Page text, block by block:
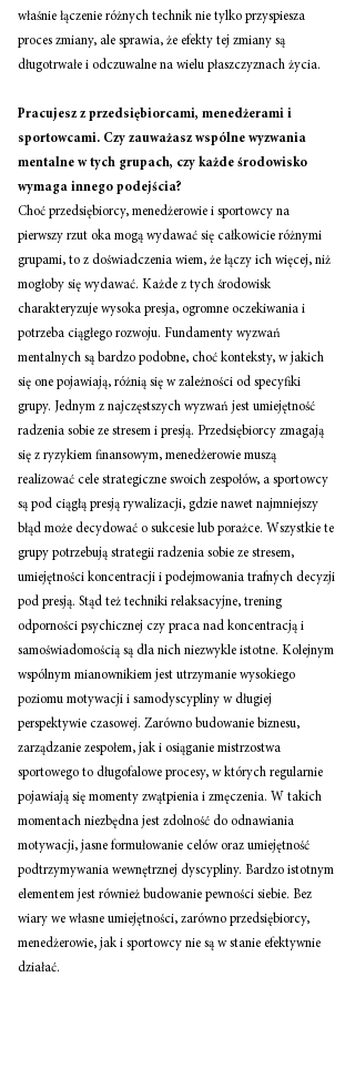
właśnie łączenie różnych technik nie tylko przyspiesza
proces zmiany, ale sprawia, że efekty tej zmiany są
długotrwałe i odczuwalne na wielu płaszczyznach życia.
Pracujesz z przedsiębiorcami, menedżerami i
sportowcami. Czy zauważasz wspólne wyzwania
mentalne w tych grupach, czy każde środowisko
wymaga innego podejścia?
Choć przedsiębiorcy, menedżerowie i sportowcy na
pierwszy rzut oka mogą wydawać się całkowicie różnymi
grupami, to z doświadczenia wiem, że łączy ich więcej, niż
mogłoby się wydawać. Każde z tych środowisk
charakteryzuje wysoka presja, ogromne oczekiwania i
potrzeba ciągłego rozwoju. Fundamenty wyzwań
mentalnych są bardzo podobne, choć konteksty, w jakich
się one pojawiają, różnią się w zależności od specyfiki
grupy. Jednym z najczęstszych wyzwań jest umiejętność
radzenia sobie ze stresem i presją. Przedsiębiorcy zmagają
się z ryzykiem finansowym, menedżerowie muszą
realizować cele strategiczne swoich zespołów, a sportowcy
są pod ciągłą presją rywalizacji, gdzie nawet najmniejszy
błąd może decydować o sukcesie lub porażce. Wszystkie te
grupy potrzebują strategii radzenia sobie ze stresem,
umiejętności koncentracji i podejmowania trafnych decyzji
pod presją. Stąd też techniki relaksacyjne, trening
odporności psychicznej czy praca nad koncentracją i
samoświadomością są dla nich niezwykle istotne. Kolejnym
wspólnym mianownikiem jest utrzymanie wysokiego
poziomu motywacji i samodyscypliny w długiej
perspektywie czasowej. Zarówno budowanie biznesu,
zarządzanie zespołem, jak i osiąganie mistrzostwa
sportowego to długofalowe procesy, w których regularnie
pojawiają się momenty zwątpienia i zmęczenia. W takich
momentach niezbędna jest zdolność do odnawiania
motywacji, jasne formułowanie celów oraz umiejętność
podtrzymywania wewnętrznej dyscypliny. Bardzo istotnym
elementem jest również budowanie pewności siebie. Bez
wiary we własne umiejętności, zarówno przedsiębiorcy,
menedżerowie, jak i sportowcy nie są w stanie efektywnie
działać.